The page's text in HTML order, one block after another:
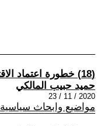
(18) خطورة اعتماد الاقتصاد على مُنتج واحد
حميد حبيب المالكي
2020 / 11 / 23
مواضيع وابحاث سياسية